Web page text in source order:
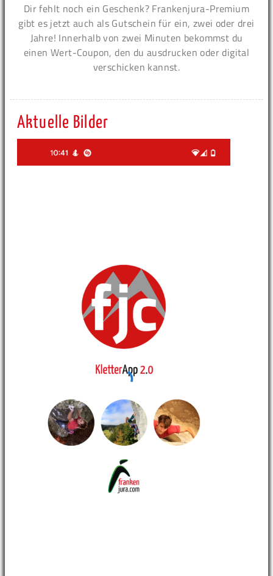
Dir fehlt noch ein Geschenk? Frankenjura-Premium
gibt es jetzt auch als Gutschein für ein, zwei oder drei
Jahre! Innerhalb von zwei Minuten bekommst du
einen Wert-Coupon, den du ausdrucken oder digital
verschicken kannst.
Aktuelle Bilder